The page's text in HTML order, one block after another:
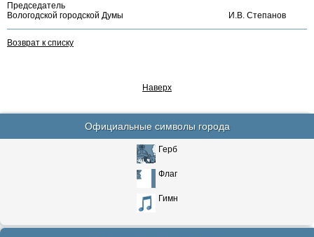
Председатель
Вологодской городской Думы
И.В. Степанов
Возврат к списку
Наверх
Официальные символы города
Герб
Флаг
Гимн